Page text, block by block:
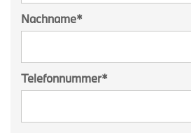
Nachname*
Telefonnummer*